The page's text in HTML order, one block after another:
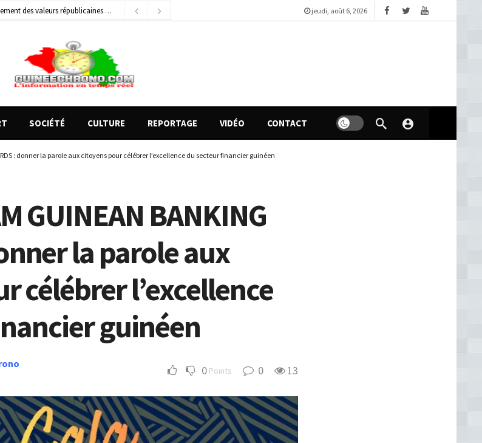
2 jours ago
jeudi, août 6, 2026
SOCIÉTÉ CULTURE REPORTAGE VIDÉO CONTACT
: donner la parole aux citoyens pour célébrer l’excellence du secteur financier guinéen
GUINEAN BANKING
la parole aux
célébrer l’excellence
guinéen
0 Points 0 13